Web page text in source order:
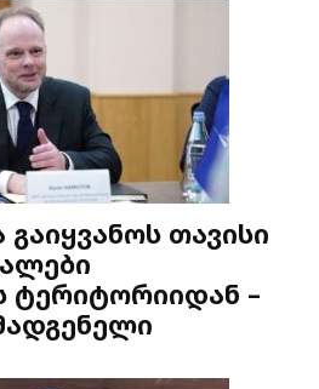
თავისი
ტერიტორიიდან –